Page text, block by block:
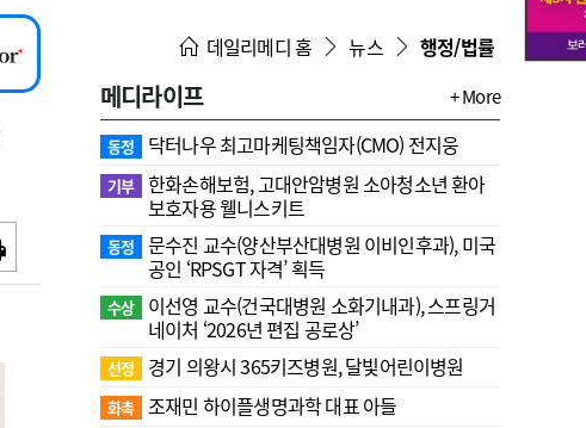
지침·기준·평가 약제급여 심사 결과
데일리메디 홈 뉴스 행정/법률
메디라이프 + More
동정 닥터나우 최고마케팅책임자(CMO) 전지웅
기부 한화손해보험, 고대안암병원 소아청소년 환아
보호자용 웰니스키트
동정
문수진 교수( 양산부산대병원 이비인후과), 미국
공인 ‘RPSGT 자격’ 획득
수상
이선영 교수(건국대병원 소화기내과), 스프링거
네이처 ‘2026년 편집 공로상’
선정 경기 의왕시 365키즈병원, 달빛어린이병원
화촉 조재민 하이플생명과학 대표 아들